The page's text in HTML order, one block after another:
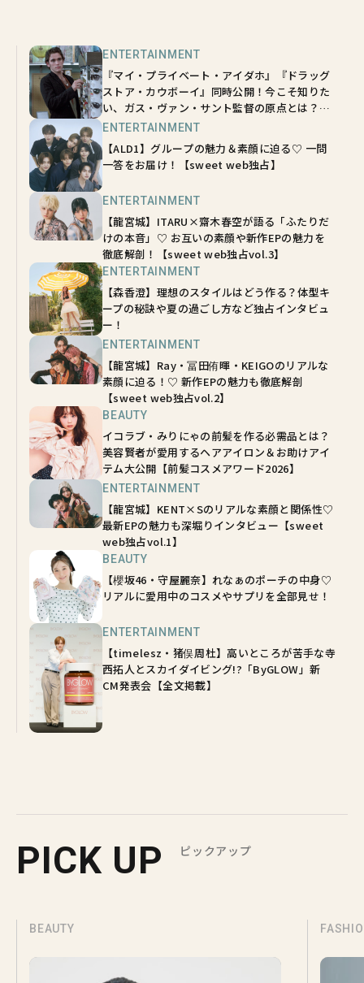
ENTERTAINMENT
『マイ・プライベート・アイダホ』『ドラッグ
ストア・カウボーイ』同時公開！今こそ知りた
い、ガス・ヴァン・サント監督の原点とは？
【sweetムービーインタビュー】
ENTERTAINMENT
【ALD1】グループの魅力＆素顔に迫る♡ 一問
一答をお届け！【sweet web独占】
ENTERTAINMENT
【龍宮城】ITARU×齋木春空が語る「ふたりだ
けの本音」♡ お互いの素顔や新作EPの魅力を
徹底解剖！【sweet web独占vol.3】
ENTERTAINMENT
【森香澄】理想のスタイルはどう作る？体型キ
ープの秘訣や夏の過ごし方など独占インタビュ
ー！
ENTERTAINMENT
【龍宮城】Ray・冨田侑暉・KEIGOのリアルな
素顔に迫る！♡ 新作EPの魅力も徹底解剖
【sweet web独占vol.2】
BEAUTY
イコラブ・みりにゃの前髪を作る必需品とは？
美容賢者が愛用するヘアアイロン＆お助けアイ
テム大公開【前髪コスメアワード2026】
ENTERTAINMENT
【龍宮城】KENT×Sのリアルな素顔と関係性♡
最新EPの魅力も深堀りインタビュー【sweet
web独占vol.1】
BEAUTY
【櫻坂46・守屋麗奈】れなぁのポーチの中身♡
リアルに愛用中のコスメやサプリを全部見せ！
ENTERTAINMENT
【timelesz・猪俣周杜】高いところが苦手な寺
西拓人とスカイダイビング!?「ByGLOW」新
CM発表会【全文掲載】
PICK UP ピックアップ
BEAUTY